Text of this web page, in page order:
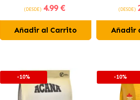
Grandes +25 kg
(DESDE) 4.99 €
Añadir al Carrito
(DESDE)
Añadir
-10% -10%